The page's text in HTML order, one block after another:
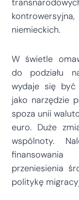
niemieckich.
W świetle
do podziału
wydaje się być
jako narzędzie
spoza unii
euro. Duże
wspólnoty.
przeniesienia
politykę